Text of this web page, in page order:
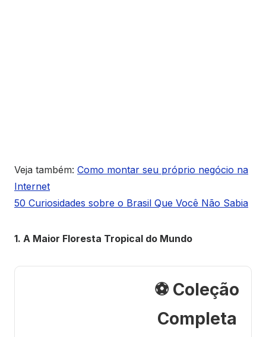
Veja também: Como montar seu próprio negócio na
Internet
50 Curiosidades sobre o Brasil Que Você Não Sabia
1. A Maior Floresta Tropical do Mundo
⚽ Coleção
Completa